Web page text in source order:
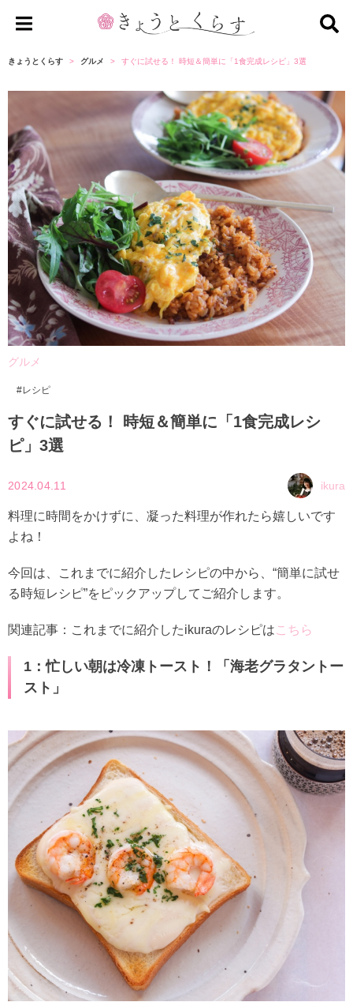
ょ
く
きょうとくらす グルメ すぐに試せる！ 時短＆簡単に「1食完成レシピ」3選
グルメ
レシピ
すぐに試せる！ 時短＆簡単に「1食完成レシ
ピ」3選
2024.04.11 ikura
料理に時間をかけずに、凝った料理が作れたら嬉しいです
よね！
今回は、これまでに紹介したレシピの中から、“簡単に試せ
る時短レシピ”をピックアップしてご紹介します。
関連記事：これまでに紹介したikuraのレシピはこちら
1：忙しい朝は冷凍トースト！「海老グラタントー
スト」